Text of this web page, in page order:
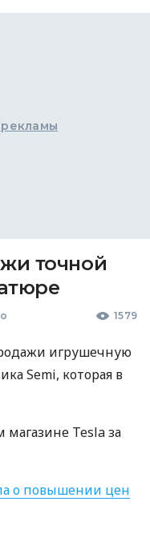
точной
1579
игрушечную
Semi, которая в
магазине Tesla за
о повышении цен